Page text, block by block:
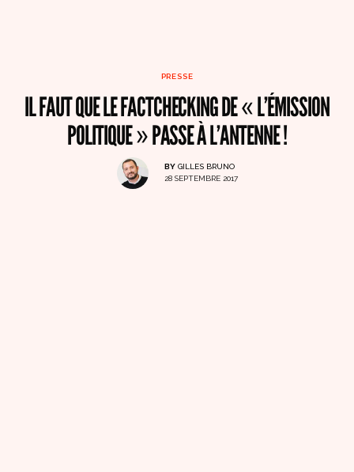
PRESSE
IL FAUT QUE LE FACTCHECKING DE « L’ÉMISSION
POLITIQUE » PASSE À L’ANTENNE !
BY GILLES BRUNO
28 SEPTEMBRE 2017